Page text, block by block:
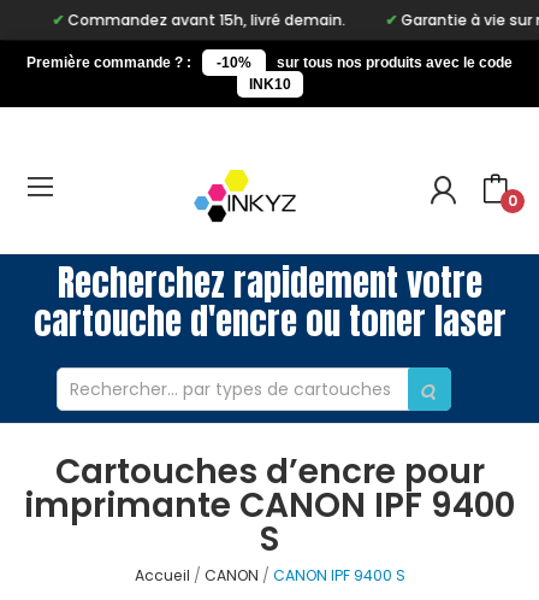
Commandez avant 15h, livré demain. Garantie à vie sur notre
Première commande ? : -10%
sur tous nos produits avec le code
INK10
0
Recherchez rapidement votre
cartouche d'encre ou toner laser
Cartouches d’encre pour
imprimante CANON IPF 9400
S
Accueil CANON CANON IPF 9400 S